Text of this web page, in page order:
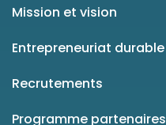
Mission et vision
Entrepreneuriat durable
Recrutements
Programme partenaires